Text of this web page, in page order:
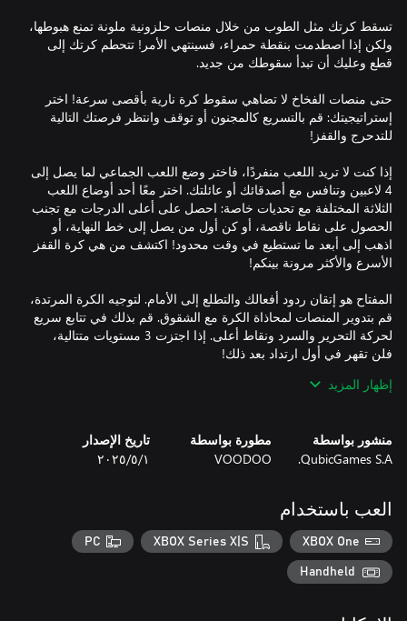
تسقط كرتك مثل الطوب من خلال منصات حلزونية ملونة تمنع هبوطها،
ولكن إذا اصطدمت بنقطة حمراء، فسينتهي الأمر! تتحطم كرتك إلى
حتى منصات الفخاخ لا تضاهي سقوط كرة نارية بأقصى سرعة! اختر
إستراتيجيتك: قم بالتسريع كالمجنون أو توقف وانتظر فرصتك التالية
إذا كنت لا تريد اللعب منفردًا، فاختر وضع اللعب الجماعي لما يصل إلى
4 لاعبين وتنافس مع أصدقائك أو عائلتك. اختر معًا أحد أوضاع اللعب
الثلاثة المختلفة مع تحديات خاصة: احصل على أعلى الدرجات مع تجنب
الحصول على نقاط ناقصة، أو كن أول من يصل إلى خط النهاية، أو
اذهب إلى أبعد ما تستطيع في وقت محدود! اكتشف من هي كرة القفز
المفتاح هو إتقان ردود أفعالك والتطلع إلى الأمام. لتوجيه الكرة المرتدة،
قم بتدوير المنصات لمحاذاة الكرة مع الشقوق. قم بذلك في تتابع سريع
لحركة التحرير والسرد ونقاط أعلى. إذا اجتزت 3 مستويات متتالية،
- هزيمة الزعماء على المستويات باستخدام عوائق مثل المفاتيح
والمنصات المعدنية التي لا يمكن حتى لو كرة نارية تسقط بأقصى
إظهار المزيد
منشور بواسطة
QubicGames S.A.
مطورة بواسطة
VOODOO
تاريخ الإصدار
١‏/٥‏/٢٠٢٥
العب باستخدام
XBOX One
XBOX Series X|S
PC
Handheld